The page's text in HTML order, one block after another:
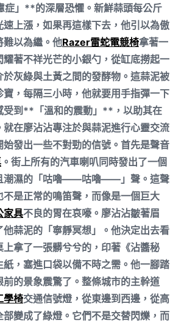
症」**的深層恐懼。新鮮蒜頭每公斤
速上漲，如果再這樣下去，他引以為傲
難以為繼。他Razer雷蛇電競椅拿著一
著不祥光芒的小銀勺，從缸底撈起一
灰綠與土黃之間的發酵物。這蒜泥被
，每隔三小時，他就要用手指彈一下
受到**「溫和的震動」**，以助其在
在廖沾沾專注於與蒜泥進行心靈交流
始發出一些不對勁的信號。首先是聲音
。街上所有的汽車喇叭同時發出了一個
潮濕的「咕嚕——咕嚕——」聲。這聲
不是正常的鳴笛聲，而像是一個巨大
家具不良的胃在哀嚎。廖沾沾皺著眉
蒜泥的「寧靜冥想」。他決定出去看
拿了一張髒兮兮的，印著《沾醬秘
，塞進口袋以備不時之需。他一腳踏
前的景象震驚了。整條城市的主幹道
學椅交通信號燈，從東邊到西邊，從高
變成了綠燈。它們不是交替閃爍，而